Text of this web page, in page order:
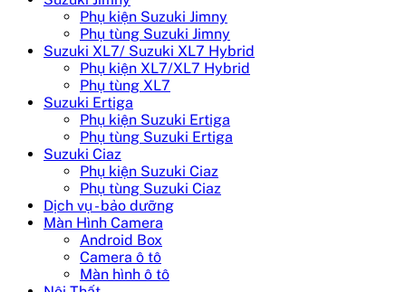
Phụ kiện Suzuki Jimny
Phụ tùng Suzuki Jimny
Suzuki XL7/ Suzuki XL7 Hybrid
Phụ kiện XL7/XL7 Hybrid
Phụ tùng XL7
Suzuki Ertiga
Phụ kiện Suzuki Ertiga
Phụ tùng Suzuki Ertiga
Suzuki Ciaz
Phụ kiện Suzuki Ciaz
Phụ tùng Suzuki Ciaz
Dịch vụ - bảo dưỡng
Màn Hình Camera
Android Box
Camera ô tô
Màn hình ô tô